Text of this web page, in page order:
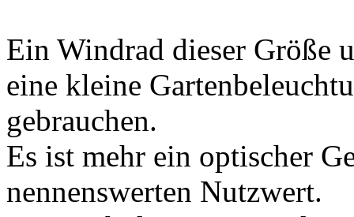
Ein Windrad dieser Größe
eine kleine
gebrauchen.
Es ist mehr ein optischer
nennenswerten Nutzwert.